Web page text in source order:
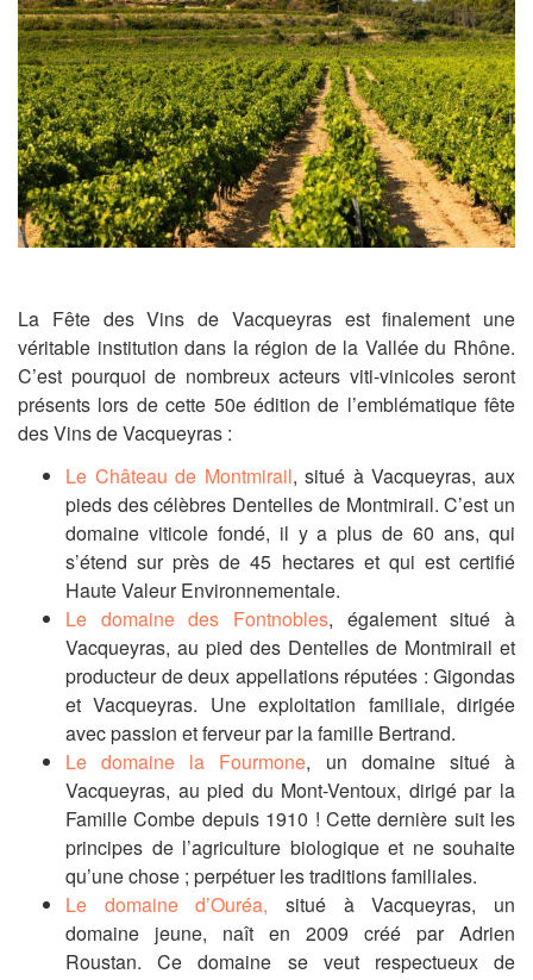
La Fête des Vins de Vacqueyras est finalement une
véritable institution dans la région de la Vallée du Rhône.
C’est pourquoi de nombreux acteurs viti-vinicoles seront
présents lors de cette 50e édition de l’emblématique fête
des Vins de Vacqueyras :
Le Château de Montmirail, situé à Vacqueyras, aux
pieds des célèbres Dentelles de Montmirail. C’est un
domaine viticole fondé, il y a plus de 60 ans, qui
s’étend sur près de 45 hectares et qui est certifié
Haute Valeur Environnementale.
Le domaine des Fontnobles, également situé à
Vacqueyras, au pied des Dentelles de Montmirail et
producteur de deux appellations réputées : Gigondas
et Vacqueyras. Une exploitation familiale, dirigée
avec passion et ferveur par la famille Bertrand.
Le domaine la Fourmone, un domaine situé à
Vacqueyras, au pied du Mont-Ventoux, dirigé par la
Famille Combe depuis 1910 ! Cette dernière suit les
principes de l’agriculture biologique et ne souhaite
qu’une chose ; perpétuer les traditions familiales.
Le domaine d’Ouréa, situé à Vacqueyras, un
domaine jeune, naît en 2009 créé par Adrien
Roustan. Ce domaine se veut respectueux de